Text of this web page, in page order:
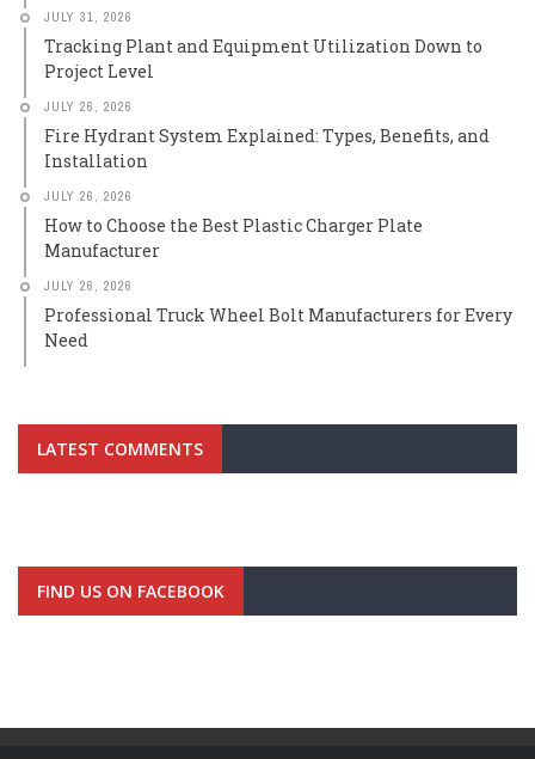
JULY 31, 2026
Tracking Plant and Equipment Utilization Down to
Project Level
JULY 26, 2026
Fire Hydrant System Explained: Types, Benefits, and
Installation
JULY 26, 2026
How to Choose the Best Plastic Charger Plate
Manufacturer
JULY 26, 2026
Professional Truck Wheel Bolt Manufacturers for Every
Need
LATEST COMMENTS
FIND US ON FACEBOOK